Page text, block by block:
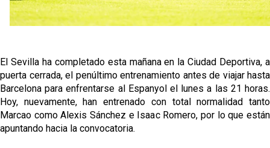
El Sevilla ha completado esta mañana en la Ciudad Deportiva, a
puerta cerrada, el penúltimo entrenamiento antes de viajar hasta
Barcelona para enfrentarse al Espanyol el lunes a las 21 horas.
Hoy, nuevamente, han entrenado con total normalidad tanto
Marcao como Alexis Sánchez e Isaac Romero, por lo que están
apuntando hacia la convocatoria.